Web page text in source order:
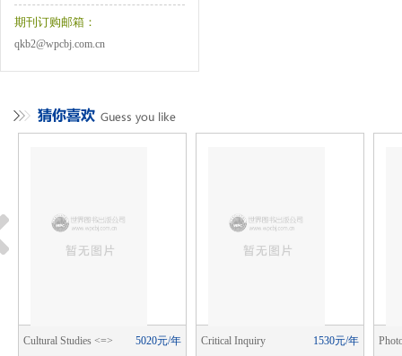
期刊订购邮箱：
qkb2@wpcbj.com.cn
5020元/年
Cultural Studies <=> 1530元/年
Critical Inquiry